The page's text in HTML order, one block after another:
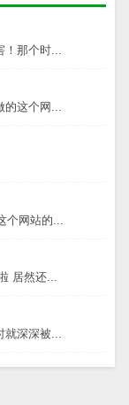
！那个时...
的这个网...
个网站的...
居然还...
就深深被...